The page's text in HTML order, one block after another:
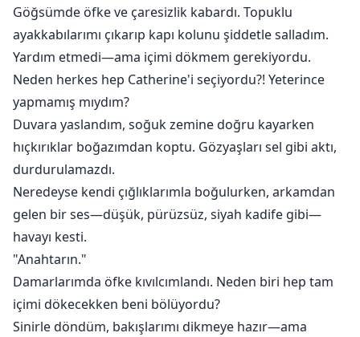
Göğsümde öfke ve çaresizlik kabardı. Topuklu
ayakkabılarımı çıkarıp kapı kolunu şiddetle salladım.
Yardım etmedi—ama içimi dökmem gerekiyordu.
Neden herkes hep Catherine'i seçiyordu?! Yeterince
yapmamış mıydım?
Duvara yaslandım, soğuk zemine doğru kayarken
hıçkırıklar boğazımdan koptu. Gözyaşları sel gibi aktı,
durdurulamazdı.
Neredeyse kendi çığlıklarımla boğulurken, arkamdan
gelen bir ses—düşük, pürüzsüz, siyah kadife gibi—
havayı kesti.
"Anahtarın."
Damarlarımda öfke kıvılcımlandı. Neden biri hep tam
içimi dökecekken beni bölüyordu?
Sinirle döndüm, bakışlarımı dikmeye hazır—ama